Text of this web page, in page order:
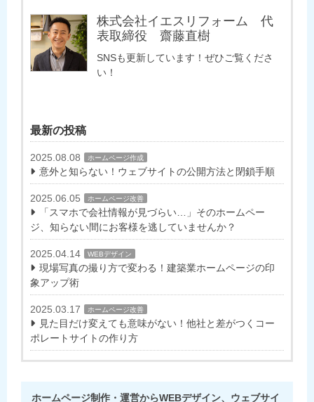
株式会社イエスリフォーム 代
表取締役 齋藤直樹
SNSも更新しています！ぜひご覧くださ
い！
最新の投稿
2025.08.08 ホームページ作成
意外と知らない！ウェブサイトの公開方法と閉鎖手順
2025.06.05 ホームページ改善
「スマホで会社情報が見づらい…」そのホームペー
ジ、知らない間にお客様を逃していませんか？
2025.04.14 WEBデザイン
現場写真の撮り方で変わる！建築業ホームページの印
象アップ術
2025.03.17 ホームページ改善
見た目だけ変えても意味がない！他社と差がつくコー
ポレートサイトの作り方
ホームページ制作・運営からWEBデザイン、ウェブサイ